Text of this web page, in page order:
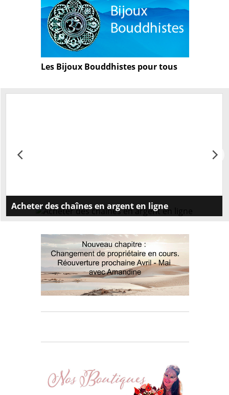
Les Bijoux Bouddhistes pour tous
Acheter des chaînes en argent en ligne
argent pour homme et femme. Trouvez la chaîne
parfaite parmi nos différents types de maille.
Commandez dès maintenant!